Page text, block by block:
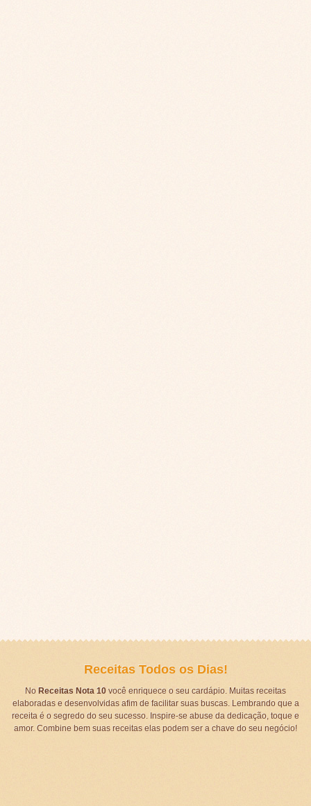
Receitas Todos os Dias!
No Receitas Nota 10você enriquece o seu cardápio. Muitas receitas
elaboradas e desenvolvidas afim de facilitar suas buscas. Lembrando que a
receita é o segredo do seu sucesso. Inspire-se abuse da dedicação, toque e
amor. Combine bem suas receitas elas podem ser a chave do seu negócio!